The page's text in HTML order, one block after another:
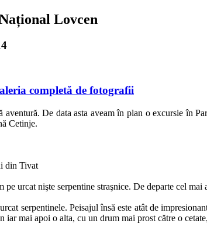
Lovcen
completă de fotografii
De data asta aveam în plan o excursie în
Cetinje.
din Tivat
urcat nişte serpentine straşnice. De departe cel
serpentinele. Peisajul însă este atât de
iar mai apoi o alta, cu un drum mai prost către o